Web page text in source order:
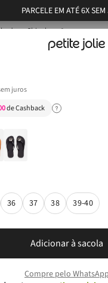
PARCELE EM ATÉ 6X
Chinelos Chinelo Petite Jolie Fresh Chocolate/Ouro PJ7637
Jolie Fresh
juros
de Cashback
36 37 38 39-40
Adicionar à sacola
Compre pelo